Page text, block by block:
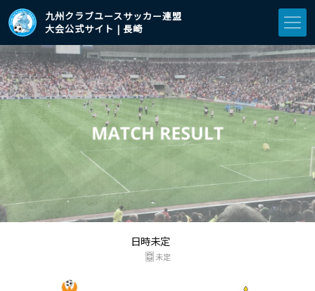
九州クラブユースサッカー連盟
大会公式サイト | 長崎
日時未定
未定